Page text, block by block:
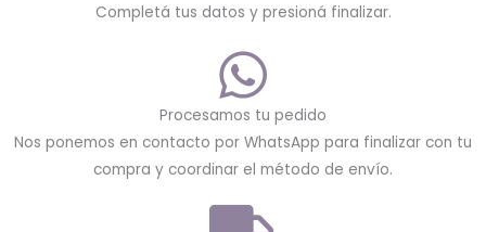
Completá tus datos y presioná finalizar.
Procesamos tu pedido
Nos ponemos en contacto por WhatsApp para finalizar con tu
compra y coordinar el método de envío.